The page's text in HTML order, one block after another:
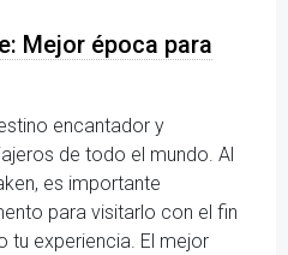
Mejor época para
encantador y
de todo el mundo. Al
es importante
para visitarlo con el fin
tu experiencia. El mejor